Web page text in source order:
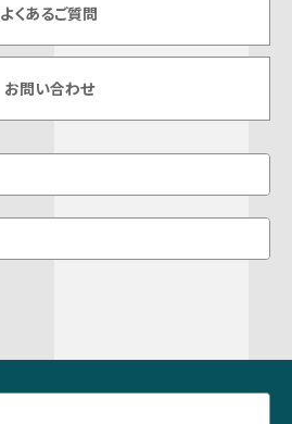
よくあるご質問
お問い合わせ